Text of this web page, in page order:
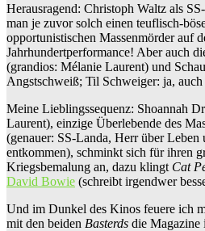
Herausragend: Christoph Waltz als
man je zuvor solch einen teuflisch-
opportunistischen Massenmörder auf
Jahrhundertperformance! Aber auch
(grandios: Mélanie Laurent) und
Angstschweiß; Til Schweiger: ja,
Meine Lieblingssequenz: Shoannah
Laurent), einzige Überlebende des
(genauer: SS-Landa, Herr über Leben
entkommen), schminkt sich für ihren
Kriegsbemalung an, dazu klingt Cat
David Bowie (schreibt irgendwer
Und im Dunkel des Kinos feuere ich
mit den beiden Basterds die Magazine